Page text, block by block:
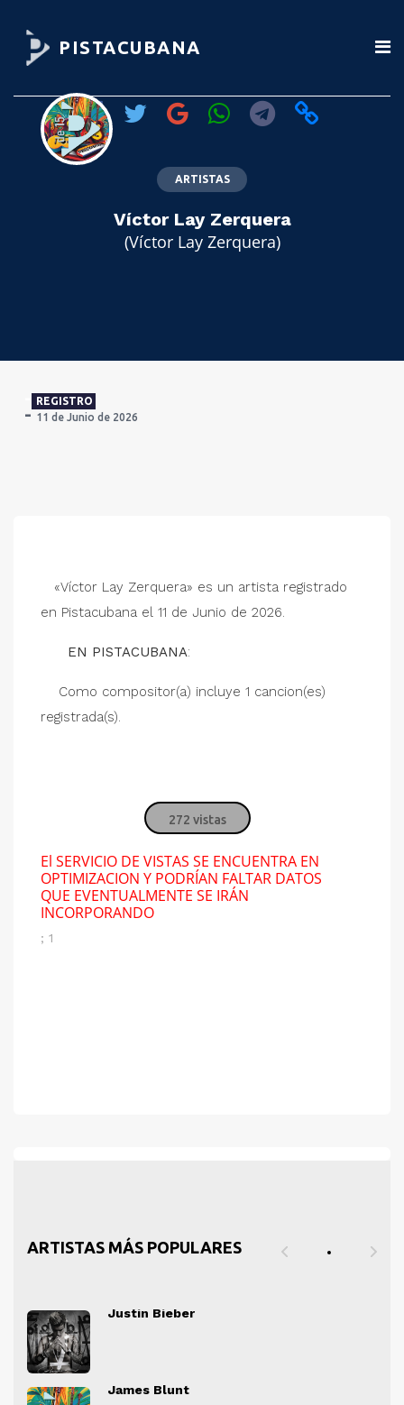
PISTACUBANA
ARTISTAS
Víctor Lay Zerquera
(Víctor Lay Zerquera)
REGISTRO
11 de Junio de 2026
«Víctor Lay Zerquera» es un artista registrado
en Pistacubana el 11 de Junio de 2026.
EN PISTACUBANA:
Como compositor(a) incluye 1 cancion(es)
registrada(s).
272 vistas
El SERVICIO DE VISTAS SE ENCUENTRA EN
OPTIMIZACION Y PODRÍAN FALTAR DATOS
QUE EVENTUALMENTE SE IRÁN
INCORPORANDO
; 1
ARTISTAS MÁS POPULARES
Justin Bieber
James Blunt